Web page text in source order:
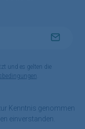
und es gelten die
Kenntnis genommen
einverstanden.